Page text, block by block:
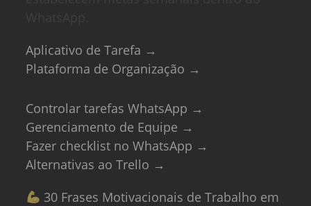
Aplicativo de Tarefa →
Plataforma de Organização →
Controlar tarefas WhatsApp →
Gerenciamento de Equipe →
Fazer checklist no WhatsApp →
Alternativas ao Trello →
30 Frases Motivacionais de Trabalho em